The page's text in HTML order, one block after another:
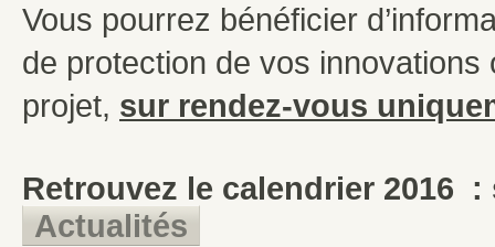
Vous pourrez bénéficier
de protection de vos
projet, sur rendez-vous
Retrouvez le calendrier 2016
Actualités